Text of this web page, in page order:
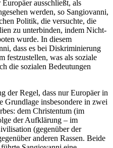
ausschließt, als
werden, so Sangiovanni,
Politik, die versuchte, die
zu unterbinden, indem Nicht-
wurde. In diesem
dass es bei Diskriminierung
festzustellen, was als soziale
die sozialen Bedeutungen
der Regel, dass nur Europäer in
Grundlage insbesondere in zwei
dem Christentum (im
der Aufklärung – im
(gegenüber der
anderen Rassen. Beide